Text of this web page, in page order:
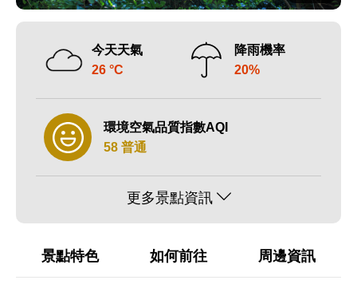
今天天氣
26 °C
降雨機率
20%
環境空氣品質指數AQI
58 普通
更多景點資訊
景點特色 如何前往 周邊資訊